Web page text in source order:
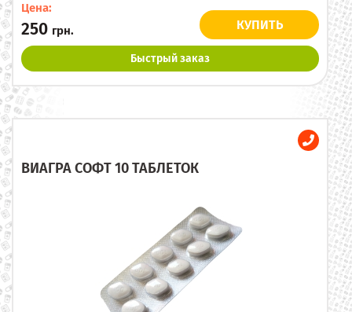
Цена:
250 грн. КУПИТЬ
Быстрый заказ
ВИАГРА СОФТ 10 ТАБЛЕТОК